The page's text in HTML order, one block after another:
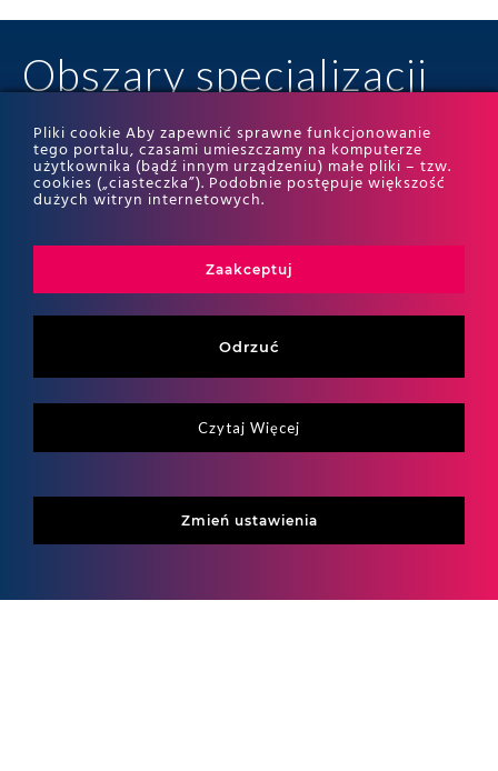
Obszary specjalizacji
Doradztwo podatkowe
Podatki dla firm
Baza wiedzy
Pliki cookie Aby zapewnić sprawne funkcjonowanie
tego portalu, czasami umieszczamy na komputerze
użytkownika (bądź innym urządzeniu) małe pliki – tzw.
cookies („ciasteczka”). Podobnie postępuje większość
dużych witryn internetowych.
Zaakceptuj
Odrzuć
Czytaj Więcej
Zmień ustawienia